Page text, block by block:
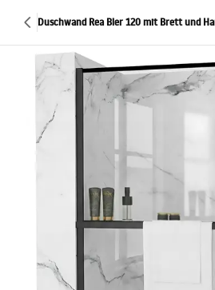
Duschwand Rea Bler 120 mit Brett und